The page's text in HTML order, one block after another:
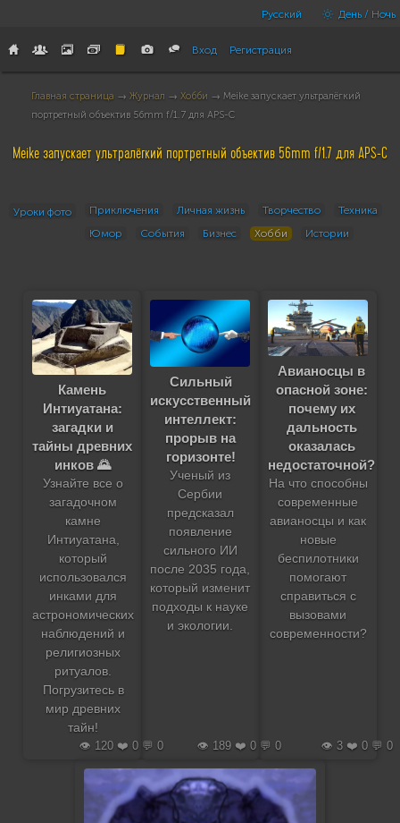
Русский День / Ночь
Вход Регистрация
Главная страница → Журнал → Хобби → Meike запускает ультралёгкий
портретный объектив 56mm f/1.7 для APS-C
Meike запускает ультралёгкий портретный объектив 56mm f/1.7 для APS-C
Уроки фото Приключения Личная жизнь Творчество
Техника
Юмор
События Бизнес Хобби Истории
Камень
Интиуатана:
загадки и
тайны древних
инков 🌄
Узнайте все о
загадочном
камне
Интиуатана,
который
использовался
инками для
астрономических
наблюдений и
религиозных
ритуалов.
Погрузитесь в
мир древних
тайн!
👁️ 120 ❤️ 0 💬 0
Сильный
искусственный
интеллект:
прорыв на
горизонте!
Ученый из
Сербии
предсказал
появление
сильного ИИ
после 2035 года,
который изменит
подходы к науке
и экологии.
👁️ 189 ❤️ 0 💬 0
Авианосцы в
опасной зоне:
почему их
дальность
оказалась
недостаточной?
На что способны
современные
авианосцы и как
новые
беспилотники
помогают
справиться с
вызовами
современности?
👁️ 3 ❤️ 0 💬 0